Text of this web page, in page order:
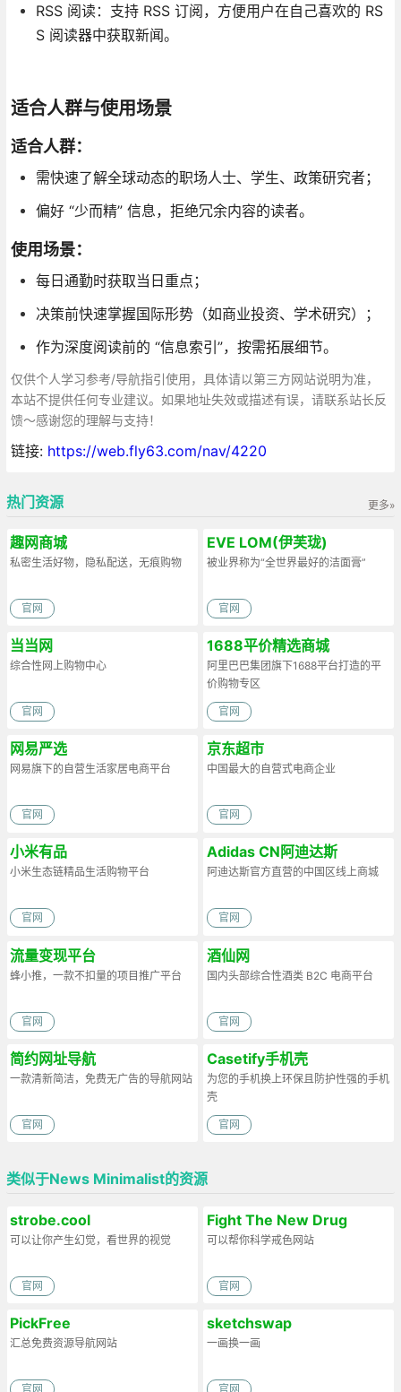
RSS 阅读：支持 RSS 订阅，方便用户在自己喜欢的 RS
S 阅读器中获取新闻。
适合人群与使用场景
适合人群：
需快速了解全球动态的职场人士、学生、政策研究者；
偏好 “少而精” 信息，拒绝冗余内容的读者。
使用场景：
每日通勤时获取当日重点；
决策前快速掌握国际形势（如商业投资、学术研究）；
作为深度阅读前的 “信息索引”，按需拓展细节。
仅供个人学习参考/导航指引使用，具体请以第三方网站说明为准，
本站不提供任何专业建议。如果地址失效或描述有误，请联系站长反
馈～感谢您的理解与支持！
链接: https://web.fly63.com/nav/4220
更多»
热门资源
趣网商城
私密生活好物，隐私配送，无痕购物
官网
EVE LOM(伊芙珑)
被业界称为“全世界最好的洁面膏”
官网
当当网
综合性网上购物中心
官网
1688平价精选商城
阿里巴巴集团旗下1688平台打造的平
价购物专区
官网
网易严选
网易旗下的自营生活家居电商平台
官网
京东超市
中国最大的自营式电商企业
官网
小米有品
小米生态链精品生活购物平台
官网
Adidas CN阿迪达斯
阿迪达斯官方直营的中国区线上商城
官网
流量变现平台
蜂小推，一款不扣量的项目推广平台
官网
酒仙网
国内头部综合性酒类 B2C 电商平台
官网
简约网址导航
一款清新简洁，免费无广告的导航网站
官网
Casetify手机壳
为您的手机换上环保且防护性强的手机
壳
官网
类似于News Minimalist的资源
strobe.cool
可以让你产生幻觉，看世界的视觉
官网
Fight The New Drug
可以帮你科学戒色网站
官网
PickFree
汇总免费资源导航网站
官网
sketchswap
一画换一画
官网